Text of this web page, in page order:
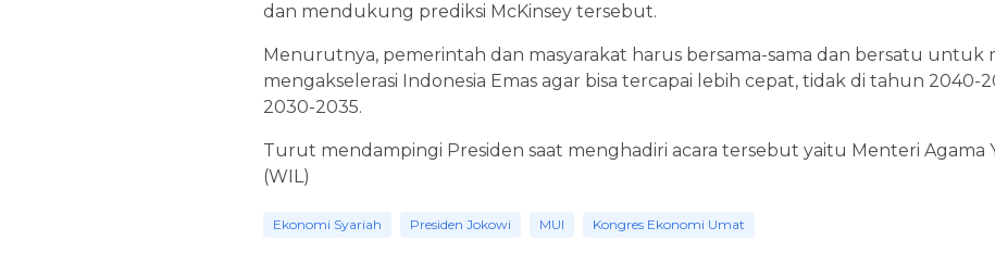
dan mendukung prediksi McKinsey tersebut.
Menurutnya, pemerintah dan masyarakat harus bersama-sama dan bersatu
mengakselerasi Indonesia Emas agar bisa tercapai lebih cepat, tidak di tahun 2040-
2030-2035.
Turut mendampingi Presiden saat menghadiri acara tersebut yaitu Menteri Agama
(WIL)
Ekonomi Syariah Presiden Jokowi MUI Kongres Ekonomi Umat